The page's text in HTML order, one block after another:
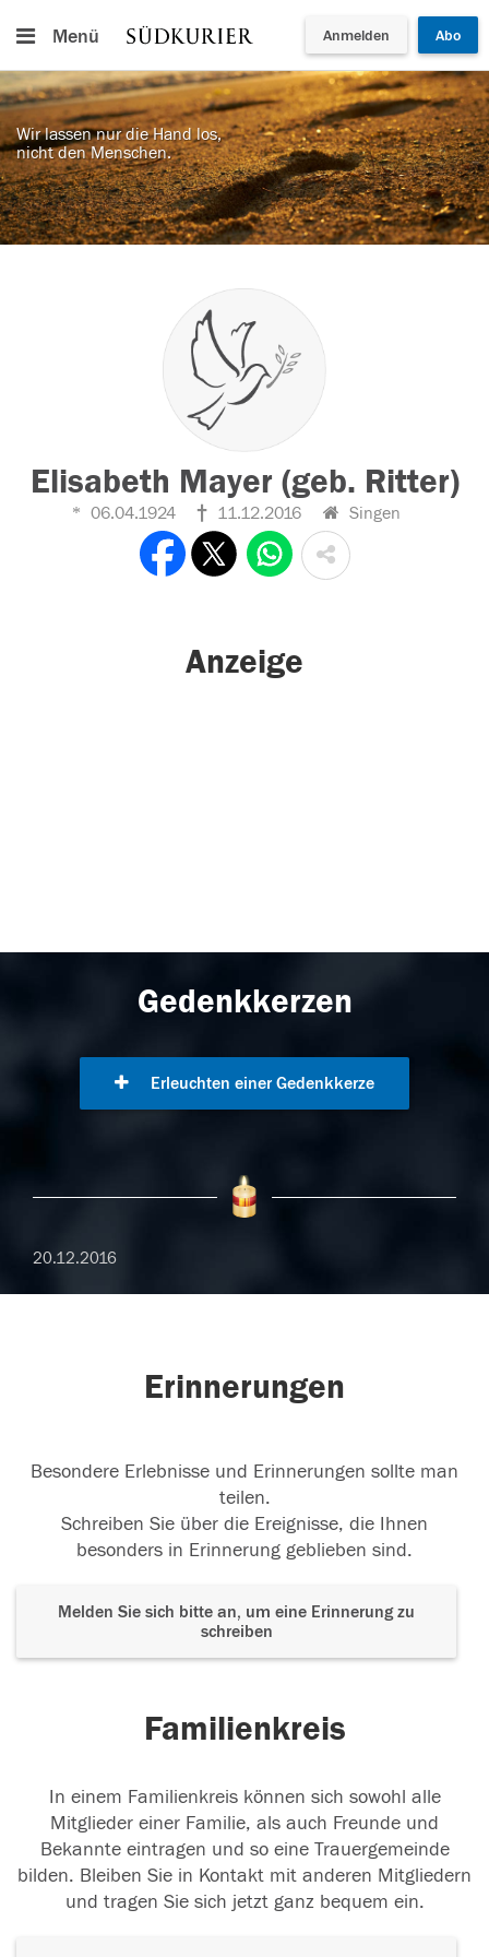
Menü Anmelden Abo
Wir lassen nur die Hand los,
nicht den Menschen.
Elisabeth Mayer (geb. Ritter)
06.04.1924 11.12.2016 Singen
Anzeige
Gedenkkerzen
Erleuchten einer Gedenkkerze
20.12.2016
Erinnerungen
Besondere Erlebnisse und Erinnerungen sollte man
teilen.
Schreiben Sie über die Ereignisse, die Ihnen
besonders in Erinnerung geblieben sind.
Melden Sie sich bitte an, um eine Erinnerung zu
schreiben
Familienkreis
In einem Familienkreis können sich sowohl alle
Mitglieder einer Familie, als auch Freunde und
Bekannte eintragen und so eine Trauergemeinde
bilden. Bleiben Sie in Kontakt mit anderen Mitgliedern
und tragen Sie sich jetzt ganz bequem ein.